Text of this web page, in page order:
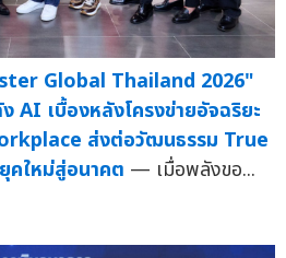
Global Thailand 2026"
AI เบื้องหลังโครงข่ายอัจฉริยะ
ส่งต่อวัฒนธรรม True
คใหม่สู่อนาคต — เมื่อพลังขอ...